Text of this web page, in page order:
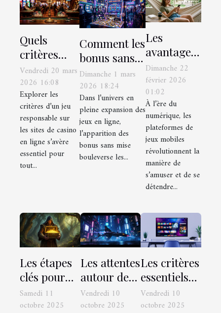
Quels
critères
pour un jeu
responsable
sur les sites
de casino ?
Vendredi 20 mars
2026 16:08
Explorer les
critères d’un jeu
responsable sur
les sites de casino
en ligne s’avère
essentiel pour
tout...
Comment les
bonus sans
mise
transforment
l'industrie
des jeux en
ligne ?
Dimanche 1 mars
2026 18:24
Dans l’univers en
pleine expansion des
jeux en ligne,
l’apparition des
bonus sans mise
bouleverse les...
Les
avantages
de jouer
sur une
plateforme
de jeux
mobile
Dimanche 22
février 2026
01:02
À l’ère du
numérique, les
plateformes de
jeux mobiles
révolutionnent la
manière de
s’amuser et de se
détendre...
Les étapes
clés pour
réclamer
un bonus
Samedi 11
octobre 2025
Les attentes
autour des
nouvelles
mécaniques
Vendredi 10
octobre 2025
Les critères
essentiels
pour
choisir une
Vendredi 10
octobre 2025